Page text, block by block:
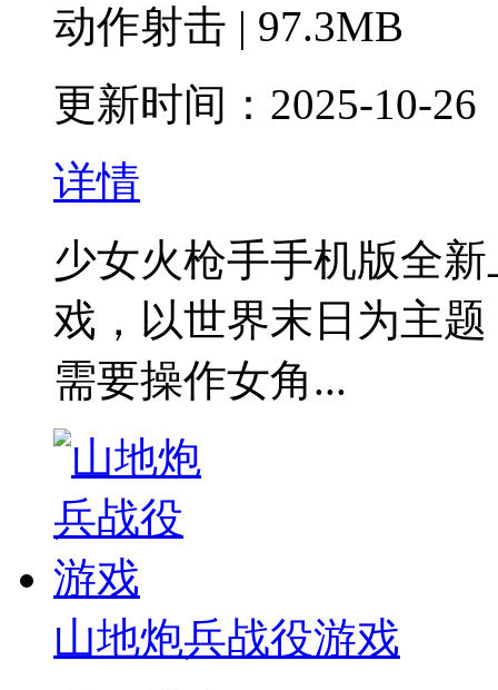
动作射击 | 97.3MB
更新时间：2025-10-26
详情
少女火枪手手机版全
戏，以世界末日为主
需要操作女角...
山地炮兵战役游戏